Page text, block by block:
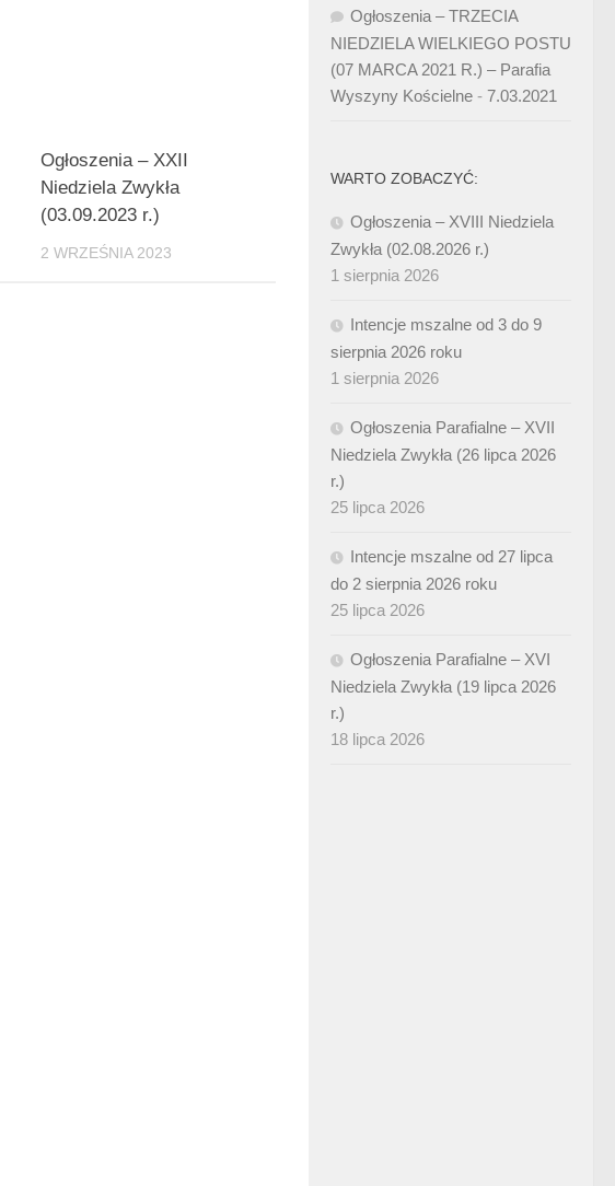
Ogłoszenia – XXII
Niedziela Zwykła
(03.09.2023 r.)
2 WRZEŚNIA 2023
Ogłoszenia – TRZECIA
NIEDZIELA WIELKIEGO POSTU
(07 MARCA 2021 R.) – Parafia
Wyszyny Kościelne - 7.03.2021
WARTO ZOBACZYĆ:
Ogłoszenia – XVIII Niedziela
Zwykła (02.08.2026 r.)
1 sierpnia 2026
Intencje mszalne od 3 do 9
sierpnia 2026 roku
1 sierpnia 2026
Ogłoszenia Parafialne – XVII
Niedziela Zwykła (26 lipca 2026
r.)
25 lipca 2026
Intencje mszalne od 27 lipca
do 2 sierpnia 2026 roku
25 lipca 2026
Ogłoszenia Parafialne – XVI
Niedziela Zwykła (19 lipca 2026
r.)
18 lipca 2026